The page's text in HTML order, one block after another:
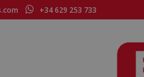
+34 629 253 733